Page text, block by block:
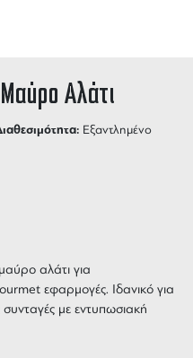
Αλάτι
Εξαντλημένο
αλάτι για
εφαρμογές. Ιδανικό για
με εντυπωσιακή